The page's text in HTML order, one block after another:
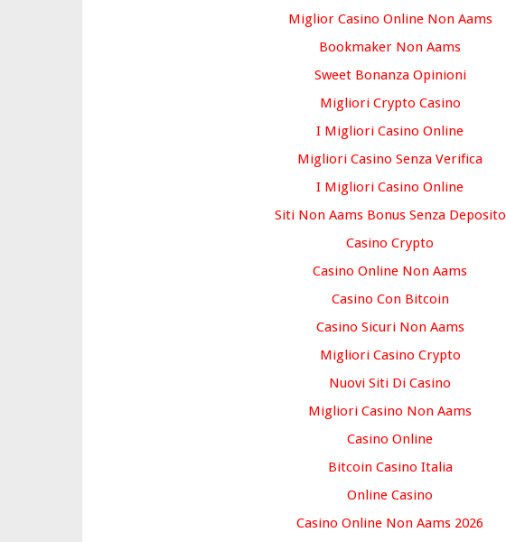
Miglior Casino Online Non Aams
Bookmaker Non Aams
Sweet Bonanza Opinioni
Migliori Crypto Casino
I Migliori Casino Online
Migliori Casino Senza Verifica
I Migliori Casino Online
Siti Non Aams Bonus Senza Deposito
Casino Crypto
Casino Online Non Aams
Casino Con Bitcoin
Casino Sicuri Non Aams
Migliori Casino Crypto
Nuovi Siti Di Casino
Migliori Casino Non Aams
Casino Online
Bitcoin Casino Italia
Online Casino
Casino Online Non Aams 2026